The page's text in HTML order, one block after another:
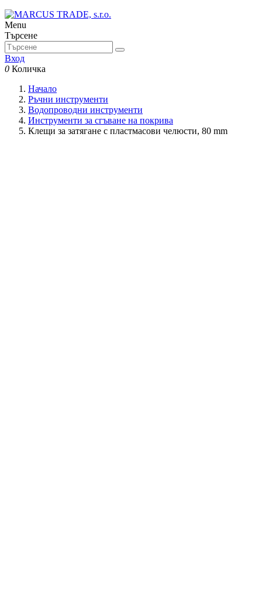
Menu
Търсене
Вход
0 Количка
Начало
Ръчни инструменти
Водопроводни инструменти
Инструменти за сгъване на покрива
Клещи за затягане с пластмасови челюсти, 80 mm